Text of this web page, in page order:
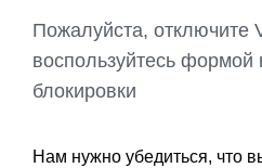
Пожалуйста, отключите
воспользуйтесь
блокировки
Нам нужно убедиться, что